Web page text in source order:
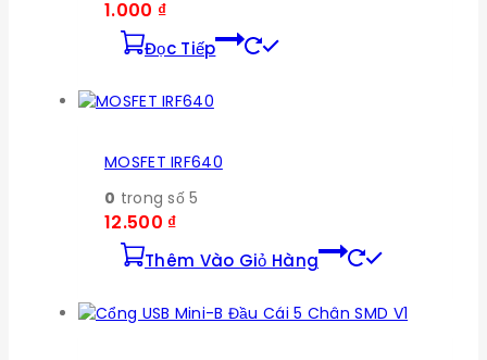
1.000 ₫
Đọc Tiếp
MOSFET IRF640
0 trong số 5
12.500 ₫
Thêm Vào Giỏ Hàng